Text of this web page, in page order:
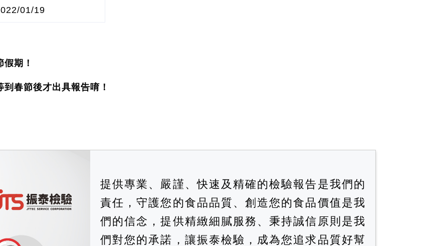
01/19
期！
春節後才出具報告唷！
提供專業、嚴謹、快速及精確的檢驗報告是我們的
責任，守護您的食品品質、創造您的食品價值是我
們的信念，提供精緻細膩服務、秉持誠信原則是我
們對您的承諾，讓振泰檢驗，成為您追求品質好幫